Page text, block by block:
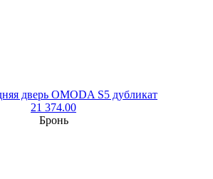
дверь OMODA S5 дубликат
21 374.00
Бронь